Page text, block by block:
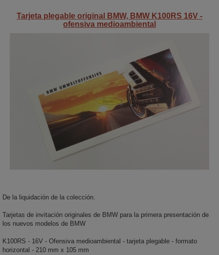
Tarjeta plegable original BMW, BMW K100RS 16V -
ofensiva medioambiental
De la liquidación de la colección.
Tarjetas de invitación originales de BMW para la primera presentación de
los nuevos modelos de BMW
K100RS - 16V - Ofensiva medioambiental - tarjeta plegable - formato
horizontal - 210 mm x 105 mm